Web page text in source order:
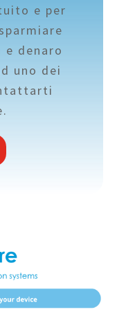
e per
denaro
uno dei